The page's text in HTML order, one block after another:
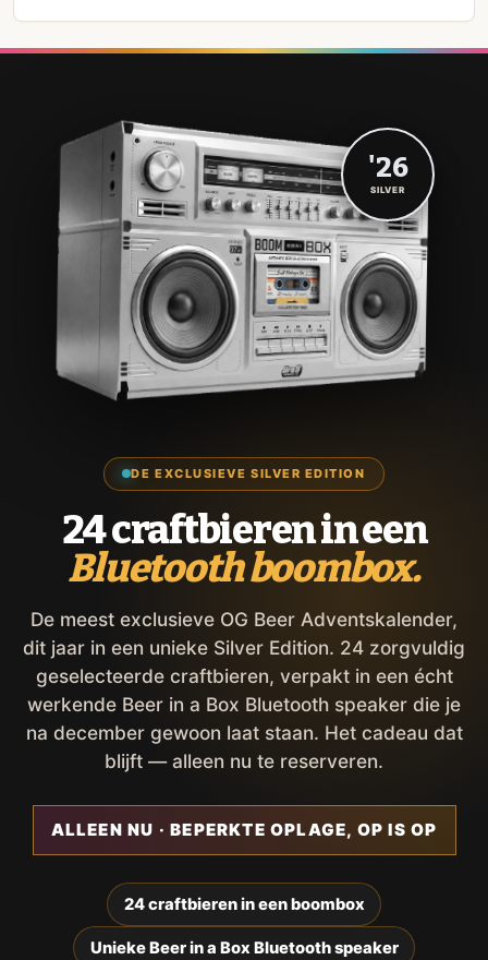
DE EXCLUSIEVE SILVER EDITION
24 craftbieren in een
Bluetooth boombox.
De meest exclusieve OG Beer Adventskalender,
dit jaar in een unieke Silver Edition. 24 zorgvuldig
geselecteerde craftbieren, verpakt in een écht
werkende Beer in a Box Bluetooth speaker die je
na december gewoon laat staan. Het cadeau dat
blijft — alleen nu te reserveren.
ALLEEN NU · BEPERKTE OPLAGE, OP IS OP
24 craftbieren in een boombox
Unieke Beer in a Box Bluetooth speaker
'26
SILVER